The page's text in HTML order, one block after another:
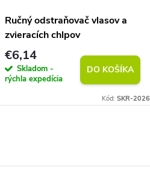
Ručný odstraňovač vlasov a
zvieracích chlpov
€6,14
Skladom -
rýchla expedícia
DO KOŠÍKA
Kód: SKR-2026